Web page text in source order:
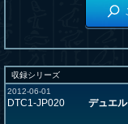
収録シリーズ
2012-06-01
DTC1-JP020 デュエ